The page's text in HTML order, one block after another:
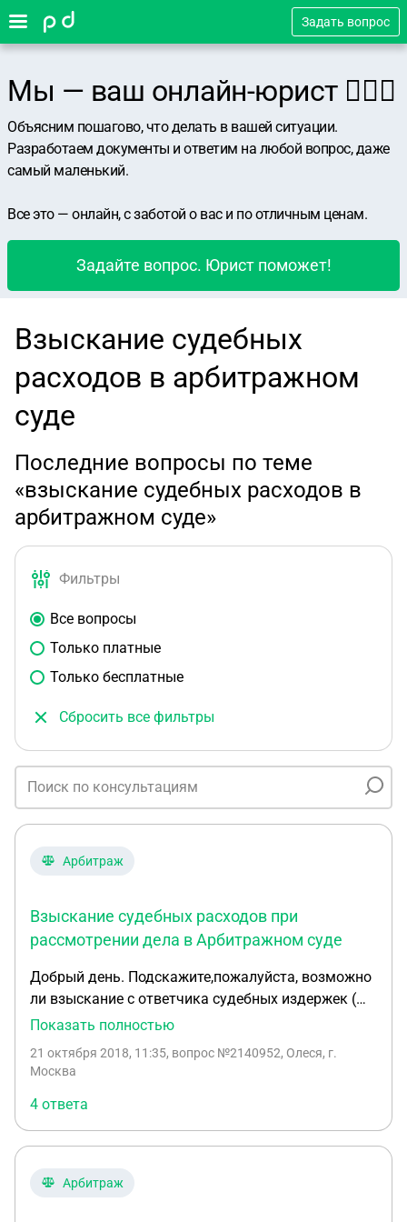
Задать вопрос
Мы — ваш онлайн-юрист 👨🏻‍⚖️
Объясним пошагово, что делать в вашей ситуации.
Разработаем документы и ответим на любой вопрос, даже
самый маленький.
Все это — онлайн, с заботой о вас и по отличным ценам.
Задайте вопрос. Юрист поможет!
Взыскание судебных
расходов в арбитражном
суде
Последние вопросы по теме
«взыскание судебных расходов в
арбитражном суде»
Фильтры
Все вопросы
Только платные
Только бесплатные
Сбросить все фильтры
Арбитраж
Взыскание судебных расходов при
рассмотрении дела в Арбитражном суде
Добрый день. Подскажите,пожалуйста, возможно
ли взыскание с ответчика судебных издержек (
госпошлины и расходы на оплату услуг
суде по выдаче исполнительного листа на
суда?
Показать полностью
21 октября 2018, 11:35, вопрос №2140952, Олеся, г.
Москва
4 ответа
Арбитраж